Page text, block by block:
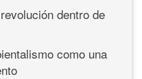
dentro de
como una